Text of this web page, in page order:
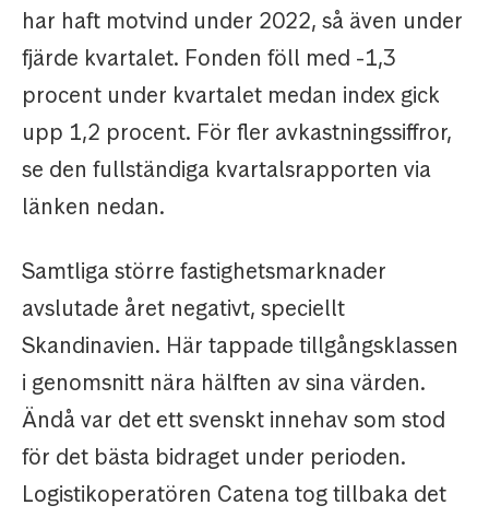
har haft motvind under 2022, så även under
fjärde kvartalet. Fonden föll med -1,3
procent under kvartalet medan index gick
upp 1,2 procent. För fler avkastningssiffror,
se den fullständiga kvartalsrapporten via
länken nedan.
Samtliga större fastighetsmarknader
avslutade året negativt, speciellt
Skandinavien. Här tappade tillgångsklassen
i genomsnitt nära hälften av sina värden.
Ändå var det ett svenskt innehav som stod
för det bästa bidraget under perioden.
Logistikoperatören Catena tog tillbaka det